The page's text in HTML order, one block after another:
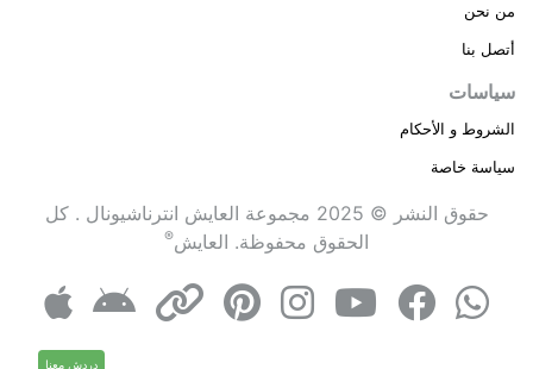
من نحن
أتصل بنا
سياسات
الشروط و الأحكام
سياسة خاصة
حقوق النشر © 2025 مجموعة العايش انترناشيونال . كل
الحقوق محفوظة. العايش®
دردش معنا